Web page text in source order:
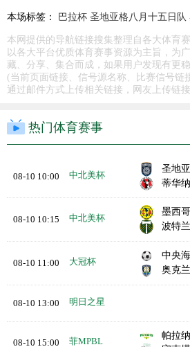
本场标签： 巴拉杯 圣地亚格八月十五日队
本网提供的导航链接搜集整理自各大体育
以各大平台优质体育赛事资源为主旨，为
藏、分享、集合而成，如果用户发现有更
(当前页面链接、信号源名称、比赛信号链
通过邮件方式上传相关链接，网友上传链
热门体育赛事
08-10 10:00 中北美杯
圣地
蒂华纳
08-10 10:15 中北美杯
墨西
波特
08-10 11:00 大冠杯
中央
奥克
08-10 13:00 明日之星
08-10 15:00 菲MPBL
帕拉纳克